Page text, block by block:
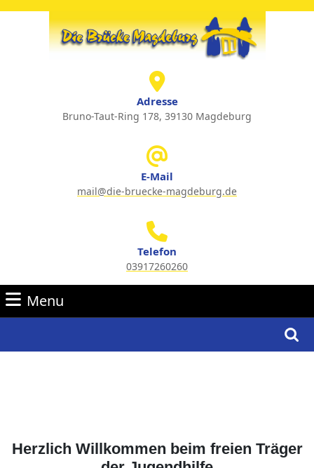
Skip
Adresse
Bruno-Taut-Ring 178, 39130 Magdeburg
E-Mail
mail@die-bruecke-magdeburg.de
Telefon
03917260260
Phone
Menu
Herzlich Willkommen beim freien Träger